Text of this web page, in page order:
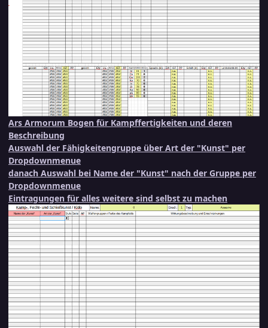
Ars Armorum Bogen für Kampffertigkeiten und deren
Beschreibung
Auswahl der Fähigkeitengruppe über Art der "Kunst" per
Dropdownmenue
danach Auswahl bei Name der "Kunst" nach der Gruppe per
Dropdownmenue
Eintragungen für alles weitere sind selbst zu machen